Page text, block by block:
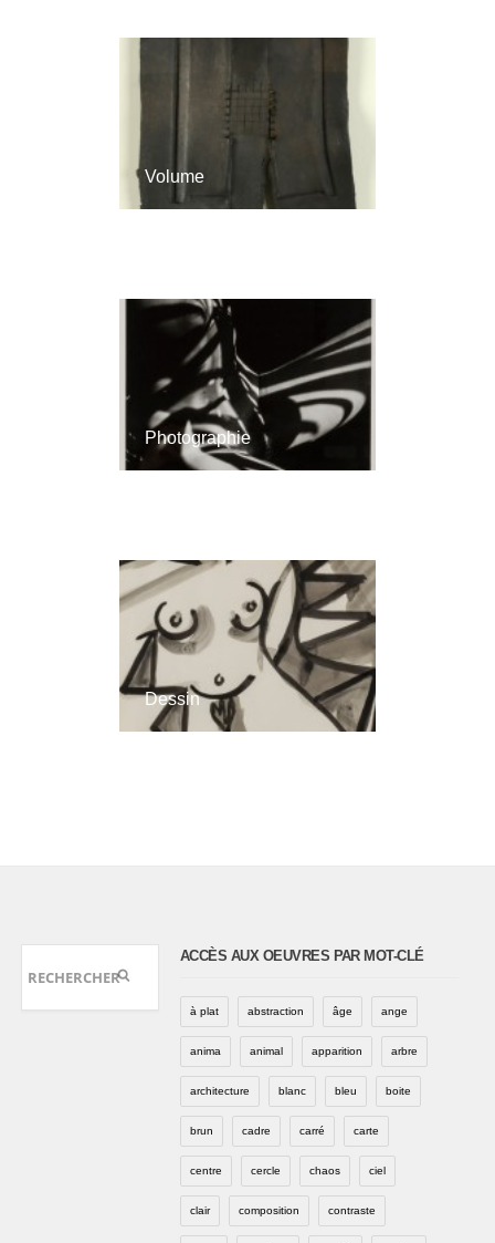
Volume
Photographie
Dessin
ACCÈS AUX OEUVRES PAR MOT-CLÉ
à plat abstraction âge ange
anima animal apparition arbre
architecture blanc bleu boite
brun cadre carré carte
centre cercle chaos ciel
clair composition contraste